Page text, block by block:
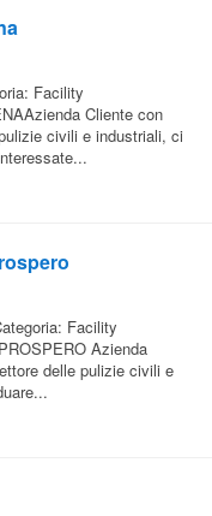
Facility
Cliente con
civili e industriali, ci
Facility
Azienda
delle pulizie civili e